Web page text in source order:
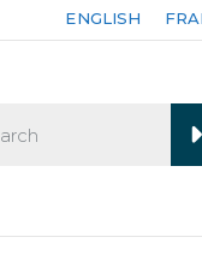
ENGLISH